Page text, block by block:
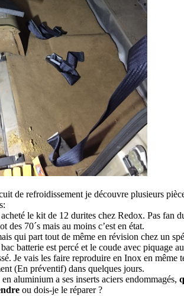
de refroidissement je découvre plusieurs
le kit de 12 durites chez Redox. Pas fan
des 70´s mais au moins c’est en état.
qui part tout de même en révision chez un
batterie est percé et le coude avec piquage
Je vais les faire reproduire en Inox en même
(En préventif) dans quelques jours.
aluminium a ses inserts aciers endommagés,
ou dois-je le réparer ?